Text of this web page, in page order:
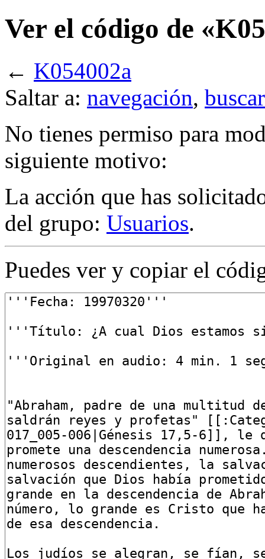
Ver el código de
← K054002a
Saltar a: navegación, buscar
No tienes permiso para
siguiente motivo:
La acción que has
del grupo: Usuarios.
Puedes ver y copiar el